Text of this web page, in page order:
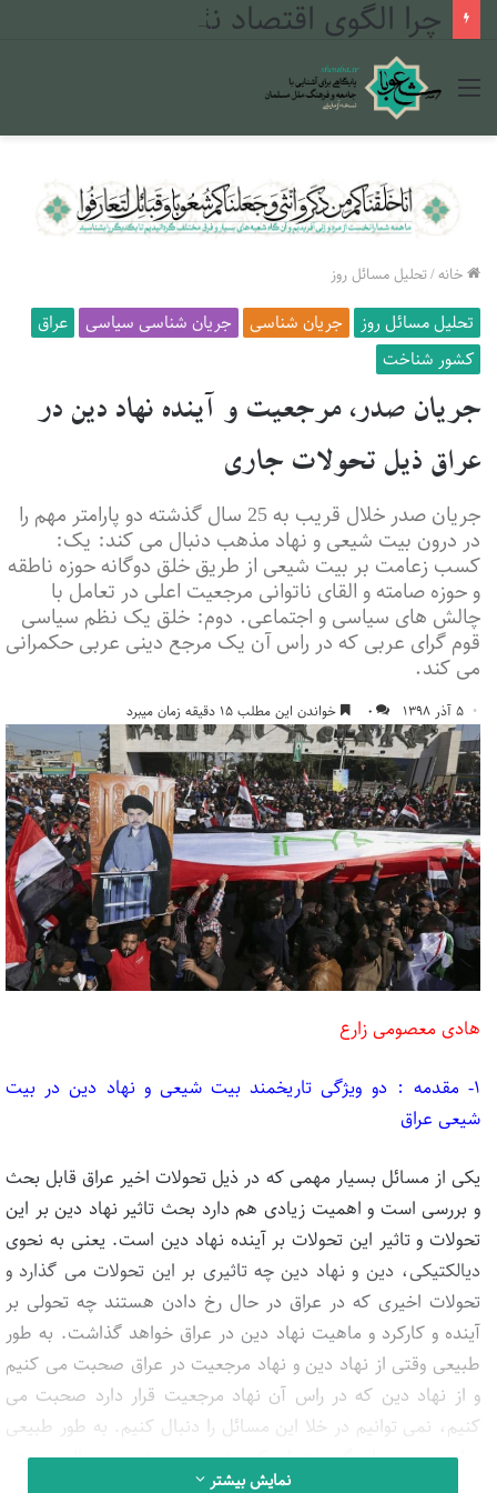
منو
خانه/تحلیل مسائل روز
تحلیل مسائل روز جریان شناسی جریان شناسی سیاسی
عراق
کشور شناخت
جریان صدر، مرجعیت و آینده نهاد دین در
عراق ذیل تحولات جاری
جریان صدر خلال قریب به 25 سال گذشته دو پارامتر مهم را
در درون بیت شیعی و نهاد مذهب دنبال می کند: یک:
کسب زعامت بر بیت شیعی از طریق خلق دوگانه حوزه ناطقه
و حوزه صامته و القای ناتوانی مرجعیت اعلی در تعامل با
چالش های سیاسی و اجتماعی. دوم: خلق یک نظم سیاسی
قوم گرای عربی که در راس آن یک مرجع دینی عربی حکمرانی
می کند.
۵ آذر ۱۳۹۸ ۰ خواندن این مطلب ۱۵ دقیقه زمان میبرد
هادی معصومی زارع
۱- مقدمه : دو ویژگی تاریخمند بیت شیعی و نهاد دین در بیت
شیعی عراق
یکی از مسائل بسیار مهمی که در ذیل تحولات اخیر عراق قابل بحث
و بررسی است و اهمیت زیادی هم دارد بحث تاثیر نهاد دین بر این
تحولات و تاثیر این تحولات بر آینده نهاد دین است. یعنی به نحوی
دیالکتیکی، دین و نهاد دین چه تاثیری بر این تحولات می گذارد و
تحولات اخیری که در عراق در حال رخ دادن هستند چه تحولی بر
آینده و کارکرد و ماهیت نهاد دین در عراق خواهد گذاشت. به طور
طبیعی وقتی از نهاد دین و نهاد مرجعیت در عراق صحبت می کنیم
و از نهاد دین که در راس آن نهاد مرجعیت قرار دارد صحبت می
کنیم، نمی توانیم در خلا این مسائل را دنبال کنیم. به طور طبیعی
نهاد دین در عراق گسسته از یک سنت دینی چند صد ساله نیست.
نمایش بیشتر